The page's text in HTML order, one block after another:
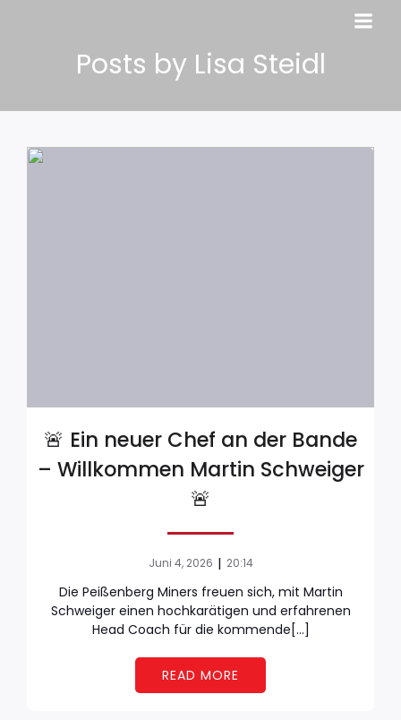
Posts by Lisa Steidl
🚨 Ein neuer Chef an der Bande
– Willkommen Martin Schweiger
🚨
Juni 4, 2026 | 20:14
Die Peißenberg Miners freuen sich, mit Martin
Schweiger einen hochkarätigen und erfahrenen
Head Coach für die kommende[…]
READ MORE